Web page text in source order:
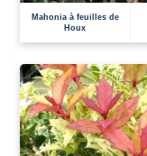
Mahonia à feuilles de
Houx